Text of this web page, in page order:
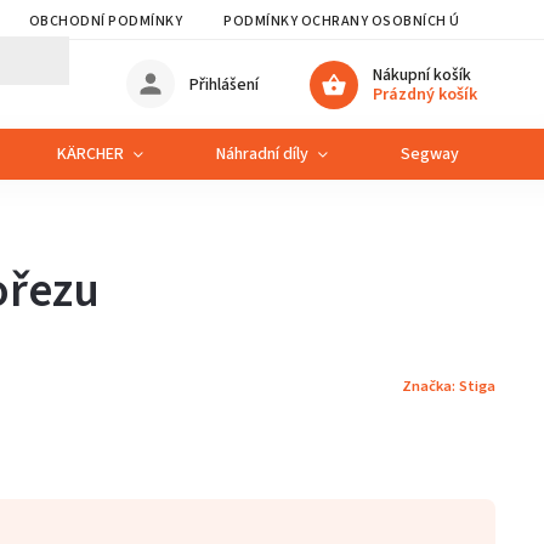
OBCHODNÍ PODMÍNKY PODMÍNKY OCHRANY OSOBNÍCH ÚDAJŮ
Nákupní košík
Prázdný košík
Přihlášení
KÄRCHER Náhradní díly Segway
Značka: Stiga